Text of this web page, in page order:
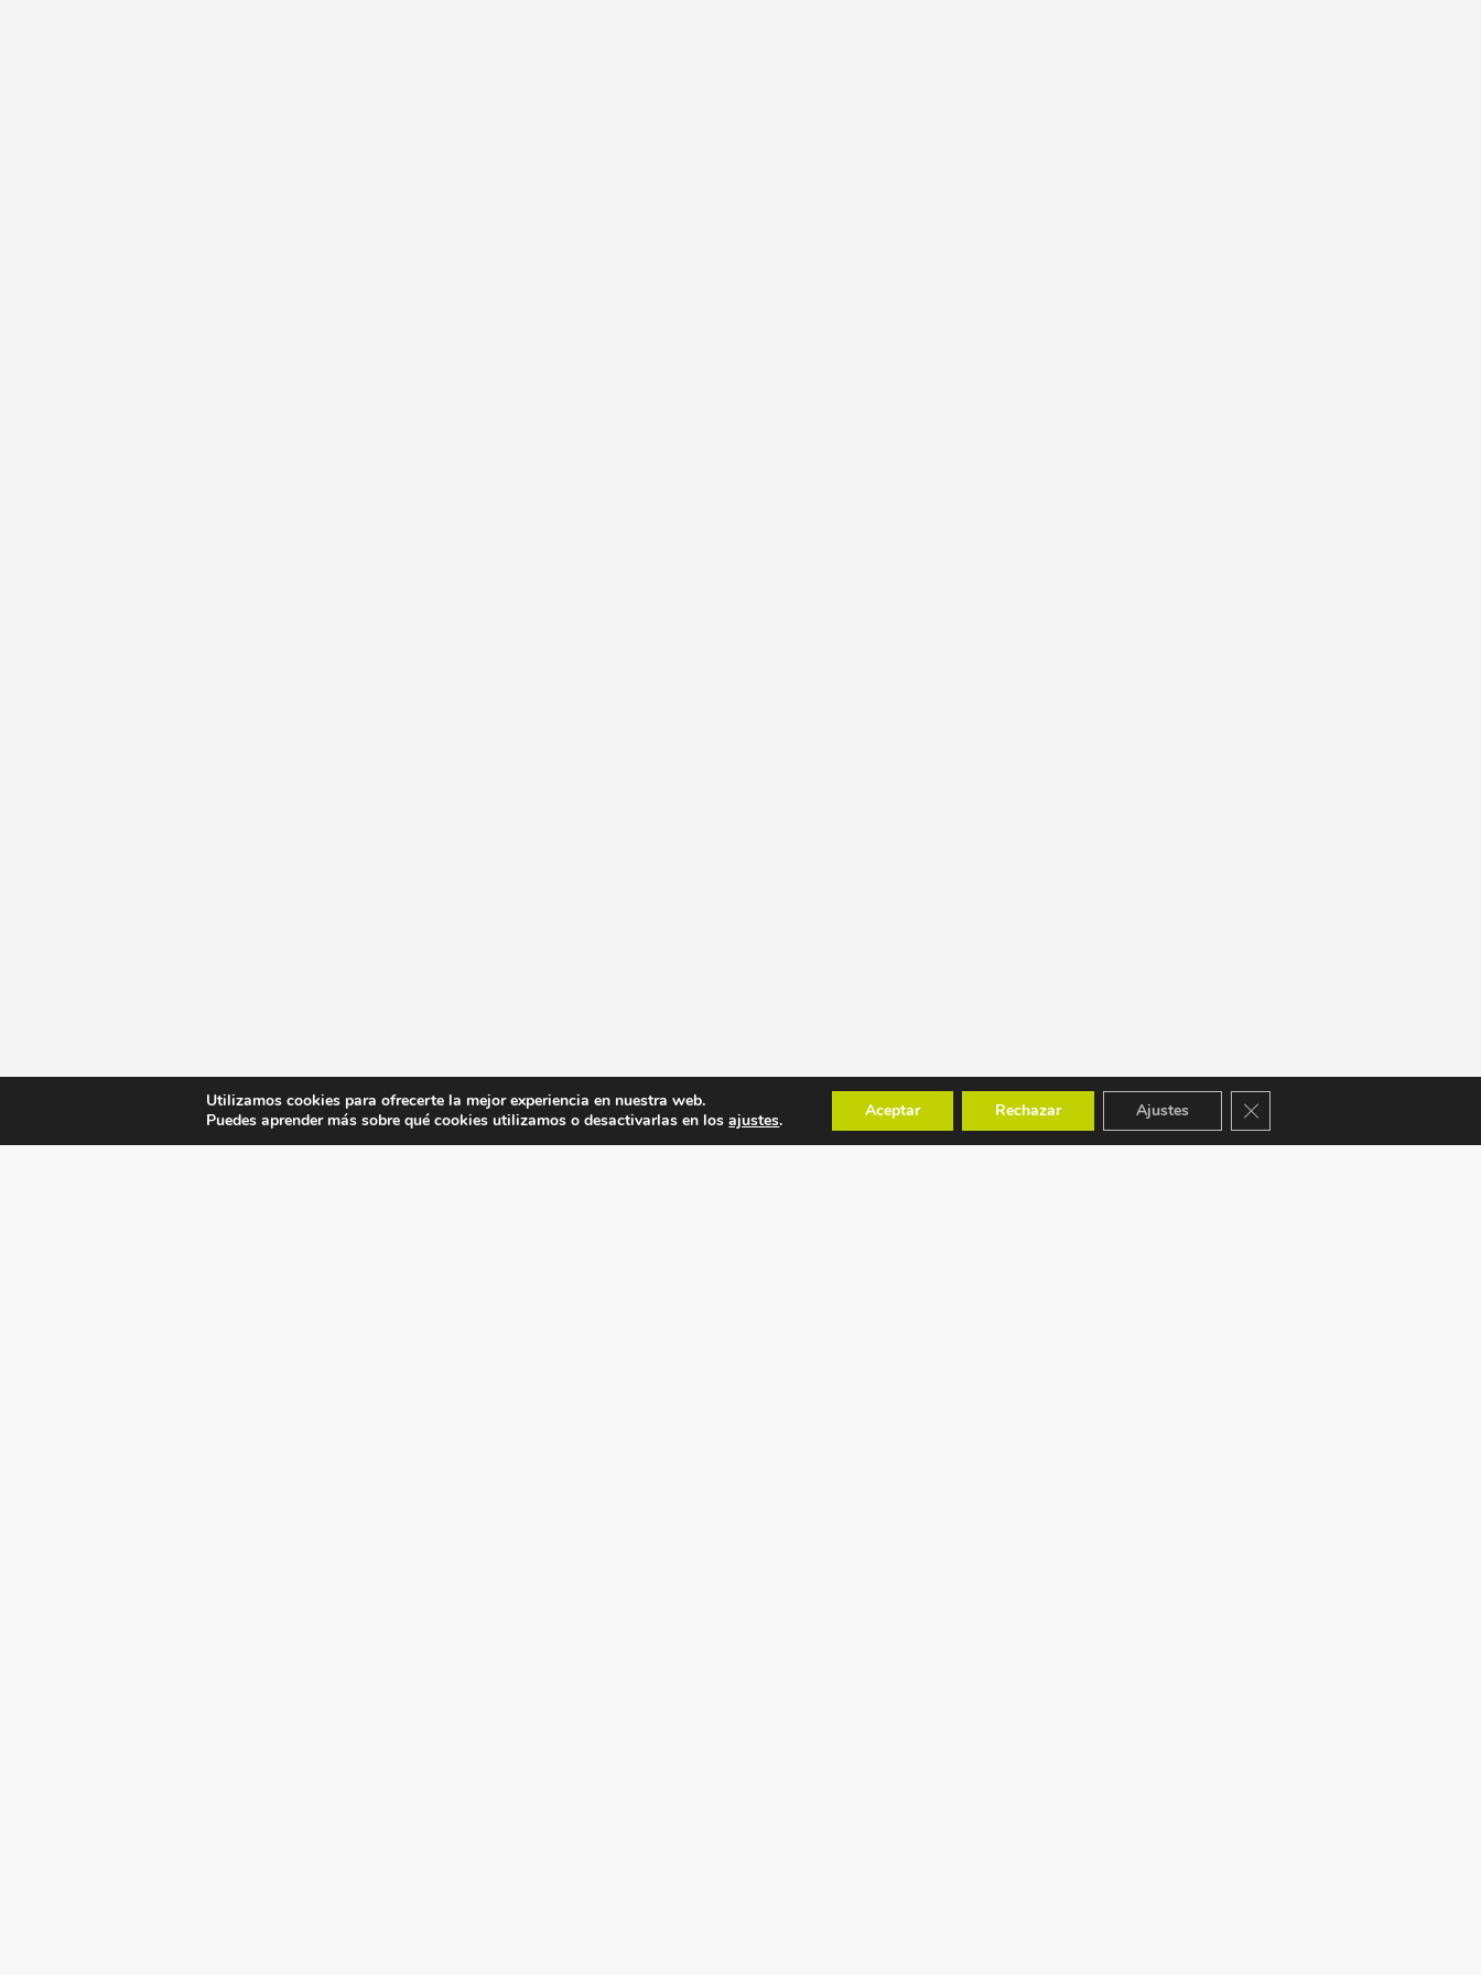
Utilizamos cookies para ofrecerte la mejor experiencia en nuestra web.
Puedes aprender más sobre qué cookies utilizamos o desactivarlas en losajustes. Aceptar Rechazar Ajustes Cerrar el banner de cookies RGPD